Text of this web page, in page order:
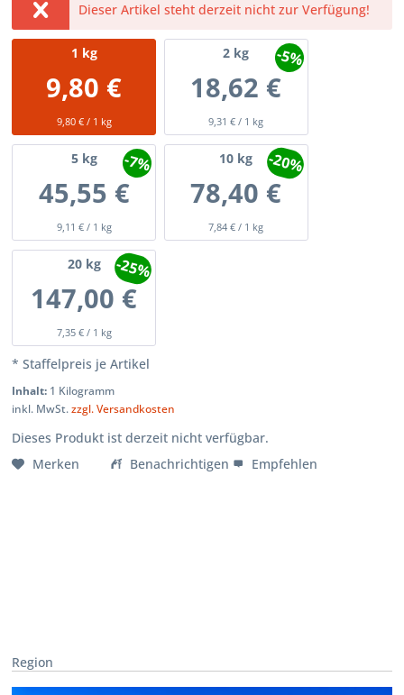
Dieser Artikel steht derzeit nicht zur Verfügung!
1 kg
9,80 €
9,80 € / 1 kg
2 kg
18,62 €
9,31 € / 1 kg
-5%
5kg
45,55 €
9,11 € / 1 kg
-7% 10 kg
78,40 €
7,84 € / 1 kg
-20%
20kg
147,00 €
7,35 € / 1 kg
-25%
* Staffelpreis je Artikel
Inhalt: 1 Kilogramm
inkl. MwSt.zzgl. Versandkosten
Dieses Produkt ist derzeit nicht verfügbar.
Merken
Benachrichtigen Empfehlen
Region